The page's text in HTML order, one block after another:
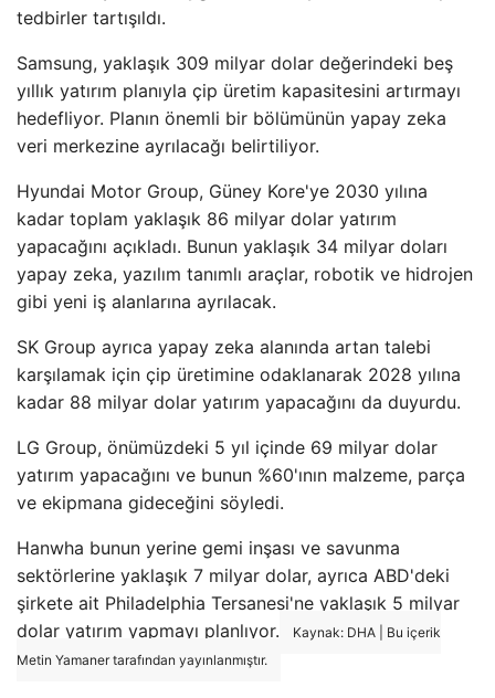
tedbirler tartışıldı.
Samsung, yaklaşık 309 milyar dolar değerindeki beş
yıllık yatırım planıyla çip üretim kapasitesini artırmayı
hedefliyor. Planın önemli bir bölümünün yapay zeka
veri merkezine ayrılacağı belirtiliyor.
Hyundai Motor Group, Güney Kore'ye 2030 yılına
kadar toplam yaklaşık 86 milyar dolar yatırım
yapacağını açıkladı. Bunun yaklaşık 34 milyar doları
yapay zeka, yazılım tanımlı araçlar, robotik ve hidrojen
gibi yeni iş alanlarına ayrılacak.
SK Group ayrıca yapay zeka alanında artan talebi
karşılamak için çip üretimine odaklanarak 2028 yılına
kadar 88 milyar dolar yatırım yapacağını da duyurdu.
LG Group, önümüzdeki 5 yıl içinde 69 milyar dolar
yatırım yapacağını ve bunun %60'ının malzeme, parça
ve ekipmana gideceğini söyledi.
Hanwha bunun yerine gemi inşası ve savunma
sektörlerine yaklaşık 7 milyar dolar, ayrıca ABD'deki
şirkete ait Philadelphia Tersanesi'ne yaklaşık 5 milyar
dolar yatırım yapmayı planlıyor.
Kaynak: DHA | Bu içerik
Metin Yamaner tarafından yayınlanmıştır.